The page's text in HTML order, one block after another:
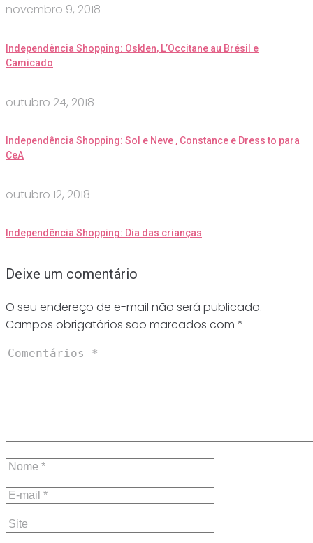
novembro 9, 2018
Independência Shopping: Osklen, L’Occitane au Brésil e
Camicado
outubro 24, 2018
Independência Shopping: Sol e Neve , Constance e Dress to para
CeA
outubro 12, 2018
Independência Shopping: Dia das crianças
Deixe um comentário
O seu endereço de e-mail não será publicado.
Campos obrigatórios são marcados com *